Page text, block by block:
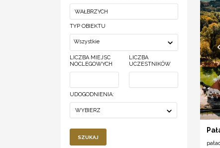
TYP OBIEKTU
Wszystkie
LICZBA MIEJSC
NOCLEGOWYCH
LICZBA
UCZESTNIKÓW
UDOGODNIENIA:
WYBIERZ
SZUKAJ